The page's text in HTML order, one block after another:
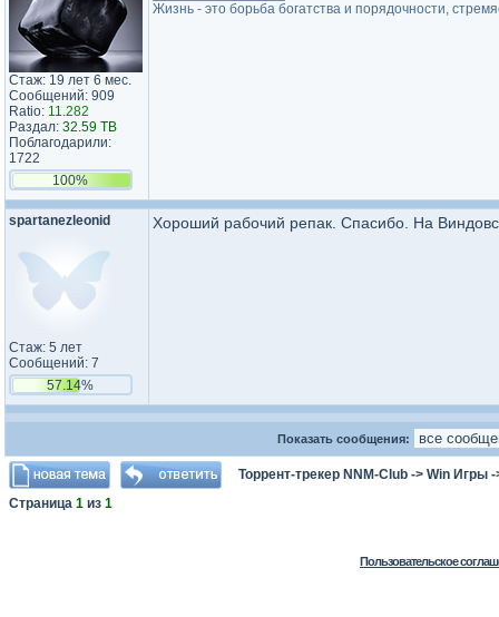
Стаж: 19 лет 6 мес.
Сообщений: 909
Ratio: 11.282
Раздал: 32.59 TB
Поблагодарили:
1722
100%
Жизнь - это борьба богатства и порядочности,
spartanezleonid
Стаж: 5 лет
Сообщений: 7
57.14%
Хороший рабочий репак. Спасибо. На Виндовс
Показать сообщения:
Торрент-трекер NNM-Club -> Win Игры
Страница 1 из 1
Пользовательское